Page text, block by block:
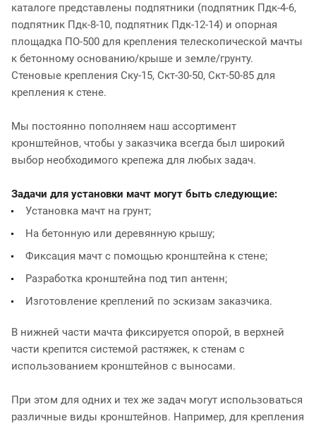
каталоге представлены подпятники (подпятник Пдк-4-6,
подпятник Пдк-8-10, подпятник Пдк-12-14) и опорная
площадка ПО-500 для крепления телескопической мачты
к бетонному основанию/крыше и земле/грунту.
Стеновые крепления Ску-15, Скт-30-50, Скт-50-85 для
крепления к стене.
Мы постоянно пополняем наш ассортимент
кронштейнов, чтобы у заказчика всегда был широкий
выбор необходимого крепежа для любых задач.
Задачи для установки мачт могут быть следующие:
Установка мачт на грунт;
На бетонную или деревянную крышу;
Фиксация мачт с помощью кронштейна к стене;
Разработка кронштейна под тип антенн;
Изготовление креплений по эскизам заказчика.
В нижней части мачта фиксируется опорой, в верхней
части крепится системой растяжек, к стенам с
использованием кронштейнов с выносами.
При этом для одних и тех же задач могут использоваться
различные виды кронштейнов. Например, для крепления